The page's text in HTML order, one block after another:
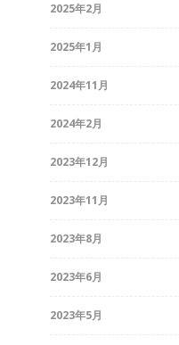
2025年2月
2025年1月
2024年11月
2024年2月
2023年12月
2023年11月
2023年8月
2023年6月
2023年5月